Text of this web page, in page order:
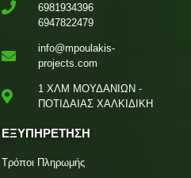
6981934396
6947822479
info@mpoulakis-
projects.com
1 ΧΛΜ ΜΟΥΔΑΝΙΩΝ -
ΠΟΤΙΔΑΙΑΣ ΧΑΛΚΙΔΙΚΗ
ΕΞΥΠΗΡΕΤΗΣΗ
Τρόποι Πληρωμής